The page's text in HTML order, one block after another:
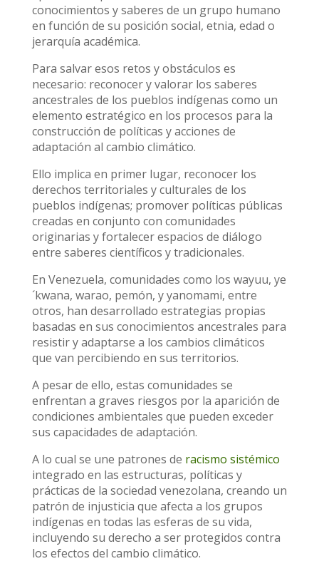
conocimientos y saberes de un grupo humano
en función de su posición social, etnia, edad o
jerarquía académica.
Para salvar esos retos y obstáculos es
necesario: reconocer y valorar los saberes
ancestrales de los pueblos indígenas como un
elemento estratégico en los procesos para la
construcción de políticas y acciones de
adaptación al cambio climático.
Ello implica en primer lugar, reconocer los
derechos territoriales y culturales de los
pueblos indígenas; promover políticas públicas
creadas en conjunto con comunidades
originarias y fortalecer espacios de diálogo
entre saberes científicos y tradicionales.
En Venezuela, comunidades como los wayuu, ye
´kwana, warao, pemón, y yanomami, entre
otros, han desarrollado estrategias propias
basadas en sus conocimientos ancestrales para
resistir y adaptarse a los cambios climáticos
que van percibiendo en sus territorios.
A pesar de ello, estas comunidades se
enfrentan a graves riesgos por la aparición de
condiciones ambientales que pueden exceder
sus capacidades de adaptación.
A lo cual se une patrones de racismo sistémico
integrado en las estructuras, políticas y
prácticas de la sociedad venezolana, creando un
patrón de injusticia que afecta a los grupos
indígenas en todas las esferas de su vida,
incluyendo su derecho a ser protegidos contra
los efectos del cambio climático.